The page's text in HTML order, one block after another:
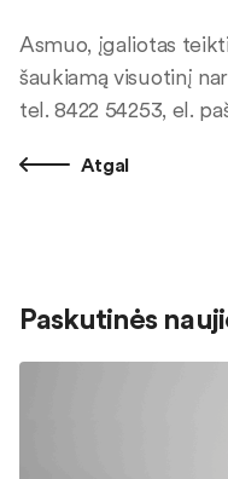
Asmuo, įgaliotas
šaukiamą visuotinį
tel. 8422 54253, el.
Atgal
Paskutinės